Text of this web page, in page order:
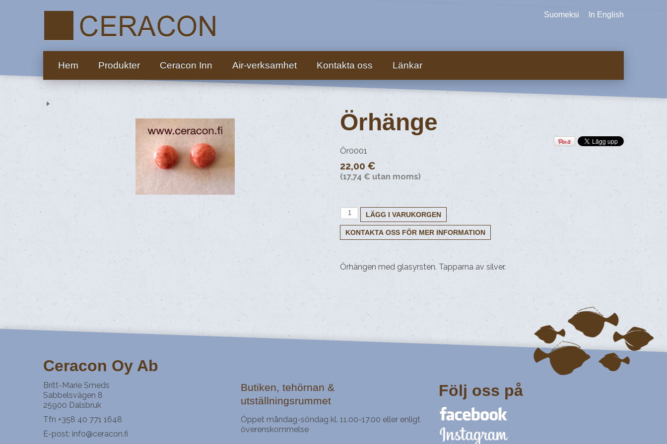
Suomeksi In English
Hem Produkter Ceracon Inn Air-verksamhet Kontakta oss Länkar
Örhänge
Ör0001
22,00 €
(17,74 € utan moms)
Örhängen med glasyrsten. Tapparna av silver.
Ceracon Oy Ab
Britt-Marie Smeds
Sabbelsvägen 8
25900 Dalsbruk
Tfn +358 40 771 1648
E-post: info@ceracon.fi
Butiken, tehörnan &
utställningsrummet
Öppet måndag–söndag kl. 11.00–17.00 eller enligt
överenskommelse
Följ oss på